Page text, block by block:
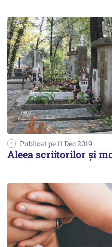
Publicat pe 11 Dec 2019
Aleea scriitorilor și